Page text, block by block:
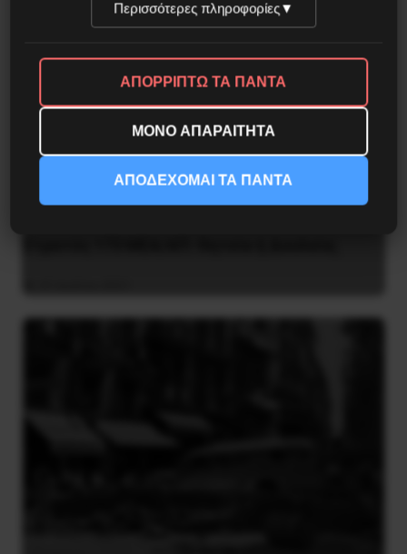
Περισσότερες πληροφορίες▼
ΑΠΟΡΡΙΠΤΩ ΤΑ ΠΑΝΤΑ
ΜΟΝΟ ΑΠΑΡΑΙΤΗΤΑ
ΑΠΟΔΕΧΟΜΑΙ ΤΑ ΠΑΝΤΑ